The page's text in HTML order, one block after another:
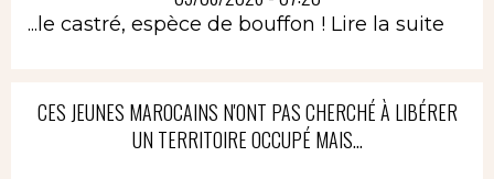
...le castré, espèce de bouffon ! Lire la suite
CES JEUNES MAROCAINS N'ONT PAS CHERCHÉ À LIBÉRER
UN TERRITOIRE OCCUPÉ MAIS...